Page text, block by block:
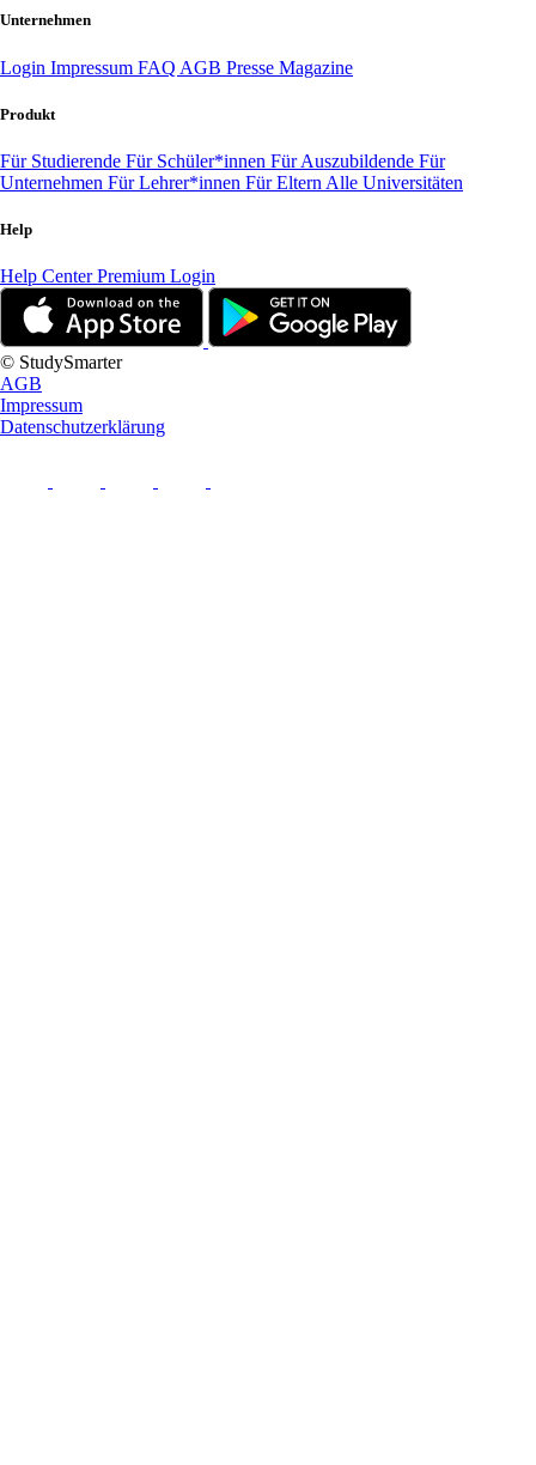
Unternehmen
Login Impressum FAQ AGB Presse Magazine
Produkt
Für Studierende Für Schüler*innen Für Auszubildende Für
Unternehmen Für Lehrer*innen Für Eltern Alle Universitäten
Help
Help CenterPremium Login
© StudySmarter
AGB
Impressum
Datenschutzerklärung